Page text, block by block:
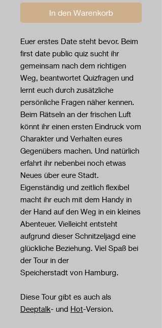
In den Warenkorb
Euer erstes Date steht bevor. Beim
first date public quiz sucht ihr
gemeinsam nach dem richtigen
Weg, beantwortet Quizfragen und
lernt euch durch zusätzliche
persönliche Fragen näher kennen.
Beim Rätseln an der frischen Luft
könnt ihr einen ersten Eindruck vom
Charakter und Verhalten eures
Gegenübers machen. Und natürlich
erfahrt ihr nebenbei noch etwas
Neues über eure Stadt.
Eigenständig und zeitlich flexibel
macht ihr euch mit dem Handy in
der Hand auf den Weg in ein kleines
Abenteuer. Vielleicht entsteht
aufgrund dieser Schnitzeljagd eine
glückliche Beziehung. Viel Spaß bei
der Tour in der
Speicherstadt von Hamburg.
Diese Tour gibt es auch als
Deeptalk- und Hot-Version.